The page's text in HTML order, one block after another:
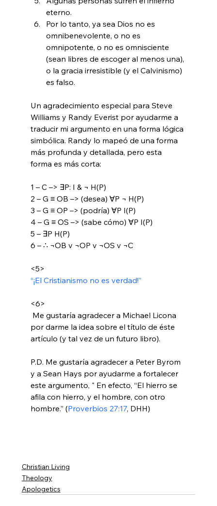
eterno.
Por lo tanto, ya sea Dios no es
omnibenevolente, o no es
omnipotente, o no es omnisciente
(sean libres de escoger al menos una),
o la gracia irresistible (y el Calvinismo)
es falso.
Un agradecimiento especial para Steve
Williams y Randy Everist por ayudarme a
traducir mi argumento en una forma lógica
simbólica. Randy lo mapeó de una forma
más profunda y detallada, pero esta
forma es más corta:
1 – C –> ∃P: I & ¬ H(P)
2 – G ≡ OB –> (desea) ∀P ¬ H(P)
3 – G ≡ OP –> (podría) ∀P I(P)
4 – G ≡ OS –> (sabe cómo) ∀P I(P)
5 – ∃P H(P)
6 – ∴ ¬OB v ¬OP v ¬OS v ¬C
<5>
“¡El Cristianismo no es verdad!”
<6>
por darme la idea sobre el título de éste
artículo (y tal vez de un futuro libro).
P.D. Me gustaría agradecer a Peter Byrom
y a Sean Hays por ayudarme a fortalecer
este argumento, " En efecto, “El hierro se
afila con hierro, y el hombre, con otro
hombre.” (Proverbios 27:17, DHH)
Christian Living
Theology
Apologetics